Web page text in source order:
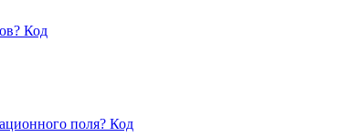
Код
поля? Код